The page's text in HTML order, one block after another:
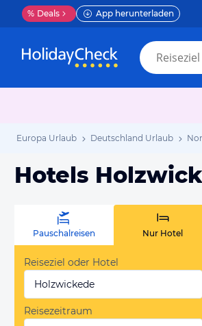
% Deals App herunterladen
Europa Urlaub Deutschland Urlaub
Hotels
Pauschalreisen Nur Hotel
Reiseziel oder Hotel
Holzwickede
Reisezeitraum